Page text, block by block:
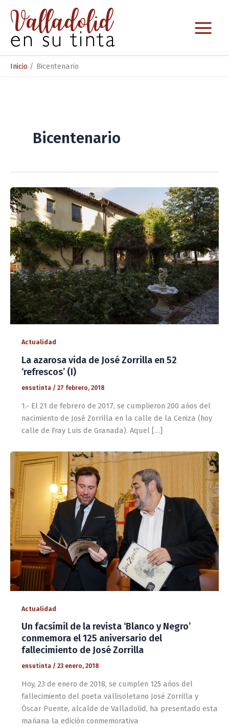
contenido
Inicio Bicentenario
Bicentenario
Actualidad
La azarosa vida de José Zorrilla en 52
‘refrescos’ (I)
ensutinta / 27 febrero, 2018
1.- El 21 de febrero de 2017, se cumplieron 200 años del
nacimiento de José Zorrilla en la calle de la Ceniza (hoy
calle de Fray Luis de Granada). Aquel […]
Actualidad
Un facsímil de la revista ‘Blanco y Negro’
conmemora el 125 aniversario del
fallecimiento de José Zorrilla
ensutinta / 23 enero, 2018
Hoy, 23 de enero de 2018, se cumplen 125 años del
fallecimiento del poeta vallisoletano José Zorrilla y
Óscar Puente, alcalde de Valladolid, ha presentado esta
mañana la edición conmemorativa